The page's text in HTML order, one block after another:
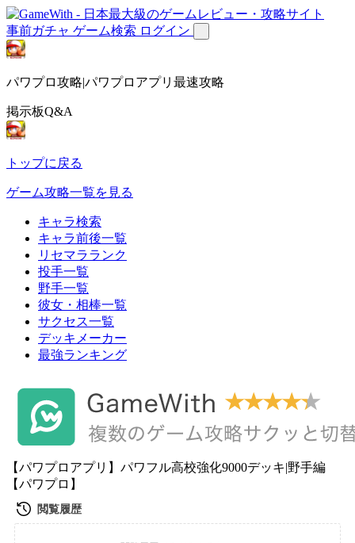
事前ガチャ ゲーム検索 ログイン
パワプロ攻略|パワプロアプリ最速攻略
掲示板Q&A
トップに戻る
ゲーム攻略一覧を見る
キャラ検索
キャラ前後一覧
リセマラランク
投手一覧
野手一覧
彼女・相棒一覧
サクセス一覧
デッキメーカー
最強ランキング
【パワプロアプリ】パワフル高校強化9000デッキ|野手編
【パワプロ】